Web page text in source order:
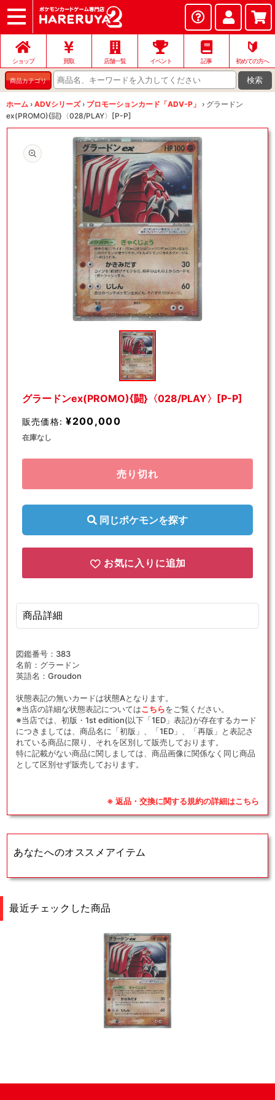
ショップ
店頭買取
ネット買取
店舗一覧
イベント
お問い合わせ
ショップ 買取 店舗一覧 イベント 記事
🔰
初めての方へ
商品カテゴリ 検索
ホーム › ADVシリーズ › プロモーションカード「ADV-P」 › グラードン
ex(PROMO){闘}〈028/PLAY〉[P-P]
ィ
(1)
を
グラードンex(PROMO){闘}〈028/PLAY〉[P-P]
販売価格: ¥200,000
在庫なし
売り切れ
同じポケモンを探す
お気に入りに追加
商品詳細
図鑑番号：383
名前：グラードン
英語名：Groudon
状態表記の無いカードは状態Aとなります。
※当店の詳細な状態表記についてはこちらをご覧ください。
※当店では、初版・1st edition(以下「1ED」表記)が存在するカード
につきましては、商品名に「初版」、「1ED」、「再版」と表記さ
れている商品に限り、それを区別して販売しております。
特に記載がない商品に関しましては、商品画像に関係なく同じ商品
として区別せず販売しております。
※ 返品・交換に関する規約の詳細はこちら
あなたへのオススメアイテム
最近チェックした商品